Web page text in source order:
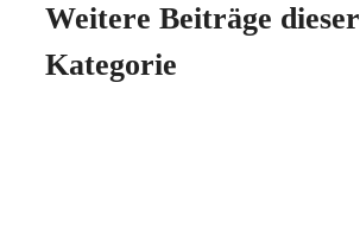
Weitere Beiträge dieser
Kategorie